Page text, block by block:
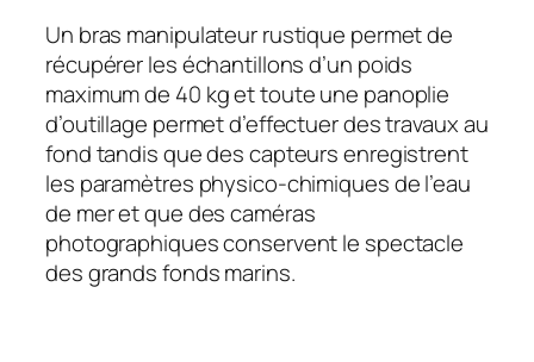
Un bras manipulateur rustique permet de
récupérer les échantillons d’un poids
maximum de 40 kg et toute une panoplie
d’outillage permet d’effectuer des travaux au
fond tandis que des capteurs enregistrent
les paramètres physico-chimiques de l’eau
de mer et que des caméras
photographiques conservent le spectacle
des grands fonds marins.